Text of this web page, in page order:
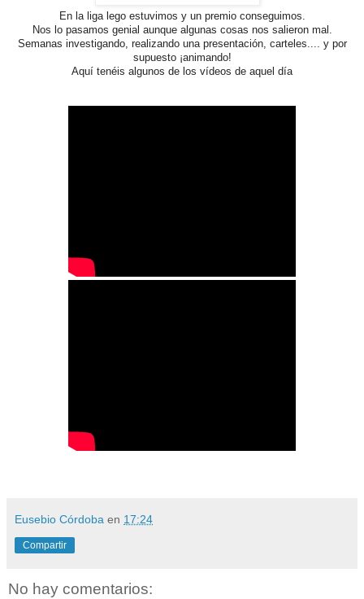
En la liga lego estuvimos y un premio conseguimos.
Nos lo pasamos genial aunque algunas cosas nos salieron mal.
Semanas investigando, realizando una presentación, carteles.... y por
supuesto ¡animando!
Aquí tenéis algunos de los vídeos de aquel día
Eusebio Córdoba en 17:24
Compartir
No hay comentarios: